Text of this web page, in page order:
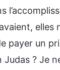
elles
payer un
? Je